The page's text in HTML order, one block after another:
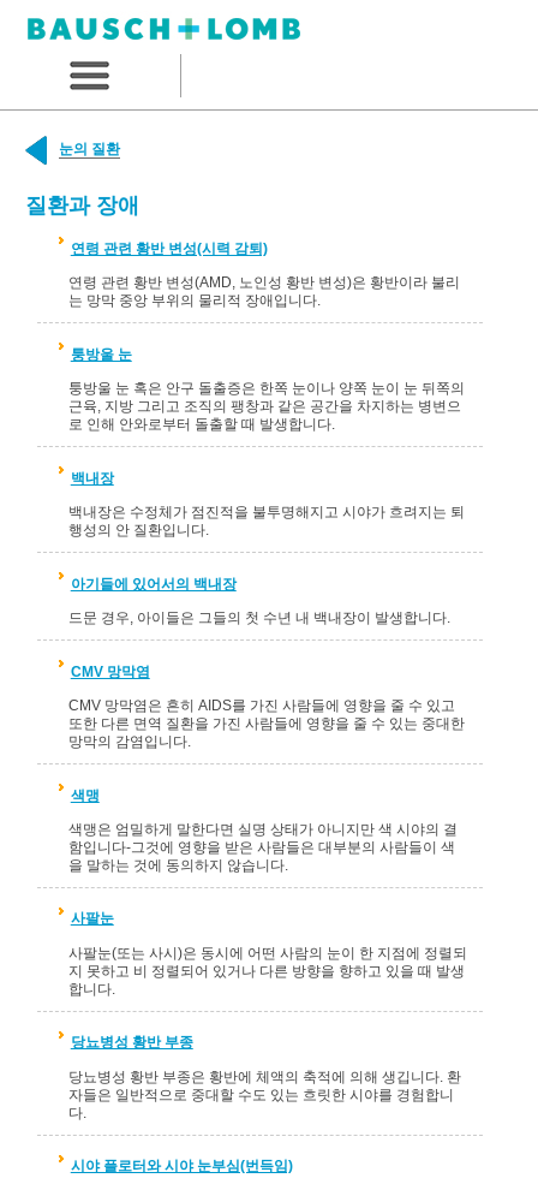
눈의 질환
질환과 장애
연령 관련 황반 변성(시력 감퇴)
연령 관련 황반 변성(AMD, 노인성 황반 변성)은 황반이라 불리
는 망막 중앙 부위의 물리적 장애입니다.
퉁방울 눈
퉁방울 눈 혹은 안구 돌출증은 한쪽 눈이나 양쪽 눈이 눈 뒤쪽의
근육, 지방 그리고 조직의 팽창과 같은 공간을 차지하는 병변으
로 인해 안와로부터 돌출할 때 발생합니다.
백내장
백내장은 수정체가 점진적을 불투명해지고 시야가 흐려지는 퇴
행성의 안 질환입니다.
아기들에 있어서의 백내장
드문 경우, 아이들은 그들의 첫 수년 내 백내장이 발생합니다.
CMV 망막염
CMV 망막염은 흔히 AIDS를 가진 사람들에 영향을 줄 수 있고
또한 다른 면역 질환을 가진 사람들에 영향을 줄 수 있는 중대한
망막의 감염입니다.
색맹
색맹은 엄밀하게 말한다면 실명 상태가 아니지만 색 시야의 결
함입니다-그것에 영향을 받은 사람들은 대부분의 사람들이 색
을 말하는 것에 동의하지 않습니다.
사팔눈
사팔눈(또는 사시)은 동시에 어떤 사람의 눈이 한 지점에 정렬되
지 못하고 비 정렬되어 있거나 다른 방향을 향하고 있을 때 발생
합니다.
당뇨병성 황반 부종
당뇨병성 황반 부종은 황반에 체액의 축적에 의해 생깁니다. 환
자들은 일반적으로 중대할 수도 있는 흐릿한 시야를 경험합니
다.
시야 플로터와 시야 눈부심(번득임)